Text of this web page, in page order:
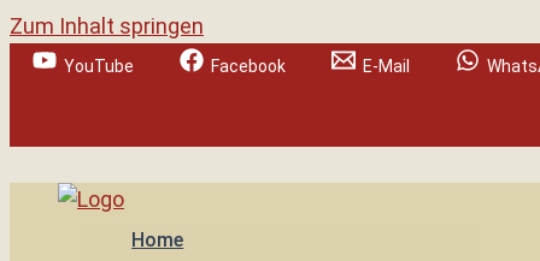
Zum Inhalt springen
YouTube Facebook E-Mail
Home